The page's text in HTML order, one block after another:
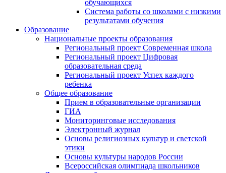
обучающихся
Система работы со школами с низкими
результатами обучения
Образование
Национальные проекты образования
Региональный проект Современная школа
Региональный проект Цифровая
образовательная среда
Региональный проект Успех каждого
ребенка
Общее образование
Прием в образовательные организации
ГИА
Мониторинговые исследования
Электронный журнал
Основы религиозных культур и светской
этики
Основы культуры народов России
Всероссийская олимпиада школьников